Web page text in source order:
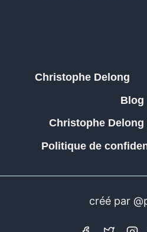
Christophe Delong
Blog
Christophe
Politique de
créé par